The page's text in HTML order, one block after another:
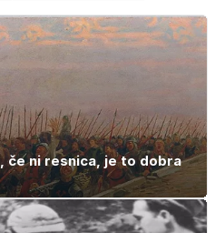
če ni resnica, je to dobra